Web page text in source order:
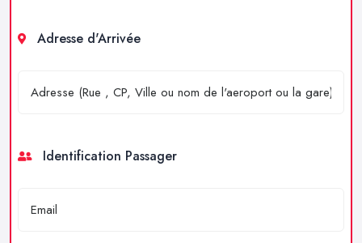
Adresse d'Arrivée
Identification Passager